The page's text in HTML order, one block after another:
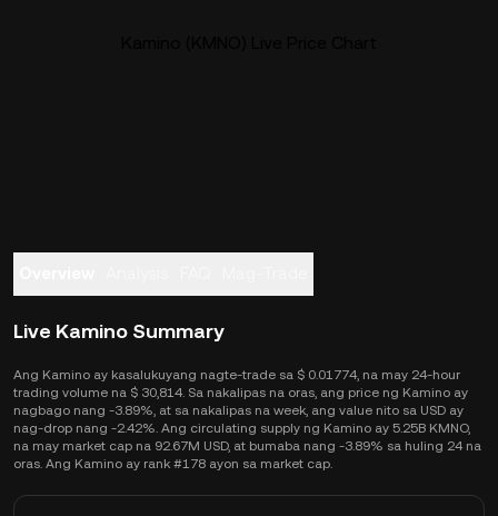
Live Kamino Summary
Ang Kamino ay kasalukuyang nagte-trade sa $ 0.01774, na may 24-hour
trading volume na $ 30,814. Sa nakalipas na oras, ang price ng Kamino ay
nagbago nang -3.89%, at sa nakalipas na week, ang value nito sa USD ay
nag-drop nang -2.42%. Ang circulating supply ng Kamino ay 5.25B KMNO,
na may market cap na 92.67M USD, at bumaba nang -3.89% sa huling 24 na
oras. Ang Kamino ay rank #178 ayon sa market cap.